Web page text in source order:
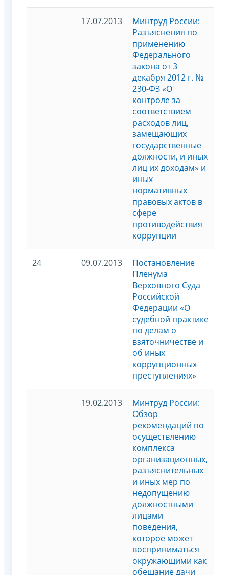
17.07.2013
Минтруд России:
Разъяснения по
применению
Федерального
закона от 3
декабря 2012 г. №
230-ФЗ «О
контроле за
соответствием
расходов лиц,
замещающих
государственные
должности, и иных
лиц их доходам» и
иных
нормативных
правовых актов в
сфере
противодействия
коррупции
24 09.07.2013
Постановление
Пленума
Верховного Суда
Российской
Федерации «О
судебной практике
по делам о
взяточничестве и
об иных
коррупционных
преступлениях»
19.02.2013
Минтруд России:
Обзор
рекомендаций по
осуществлению
комплекса
организационных,
разъяснительных
и иных мер по
недопущению
должностными
лицами
поведения,
которое может
восприниматься
окружающими как
обещание дачи